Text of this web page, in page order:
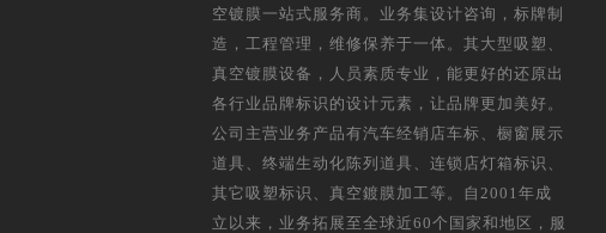
空镀膜一站式服务商。业务集设计咨询，标牌制
造，工程管理，维修保养于一体。其大型吸塑、
真空镀膜设备，人员素质专业，能更好的还原出
各行业品牌标识的设计元素，让品牌更加美好。
公司主营业务产品有汽车经销店车标、橱窗展示
道具、终端生动化陈列道具、连锁店灯箱标识、
其它吸塑标识、真空鍍膜加工等。自2001年成
立以来，业务拓展至全球近60个国家和地区，服